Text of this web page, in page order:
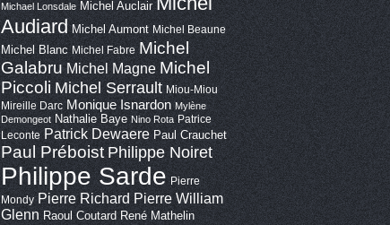
Michael Lonsdale Michel Auclair
Audiard Michel Aumont Michel Beaune
Michel Blanc Michel Fabre Michel
Galabru Michel Magne Michel
Piccoli Michel Serrault Miou-Miou
Mireille Darc Monique Isnardon Mylène
Demongeot Nathalie Baye Nino Rota Patrice
Leconte Patrick Dewaere Paul Crauchet
Paul Préboist Philippe Noiret
Philippe Sarde Pierre
Mondy Pierre Richard Pierre William
Glenn Raoul Coutard René Mathelin